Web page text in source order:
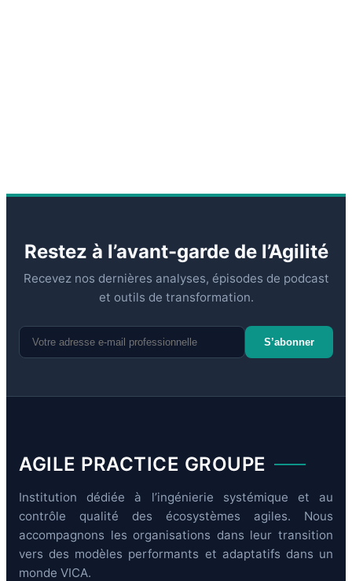
Restez à l’avant-garde de l’Agilité
Recevez nos dernières analyses, épisodes de podcast
et outils de transformation.
S’abonner
AGILE PRACTICE GROUPE
Institution dédiée à l’ingénierie systémique et au
contrôle qualité des écosystèmes agiles. Nous
accompagnons les organisations dans leur transition
vers des modèles performants et adaptatifs dans un
monde VICA.